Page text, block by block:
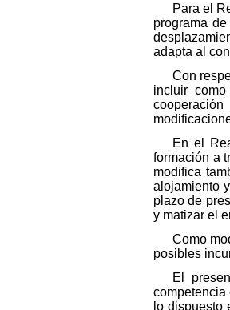
Para el
programa
adapta al
Con
incluir
En el
formación a
modifica
alojamiento
plazo de
y matizar el
Como
posibles
El
competencia
lo dispuesto